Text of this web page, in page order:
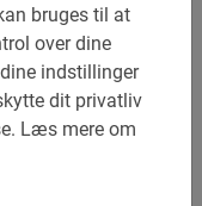
bruges til at
over dine
indstillinger
dit privatliv
Læs mere om
indsigter
artikler,
er baseret på
tendenser. På den
om cykelturisme og